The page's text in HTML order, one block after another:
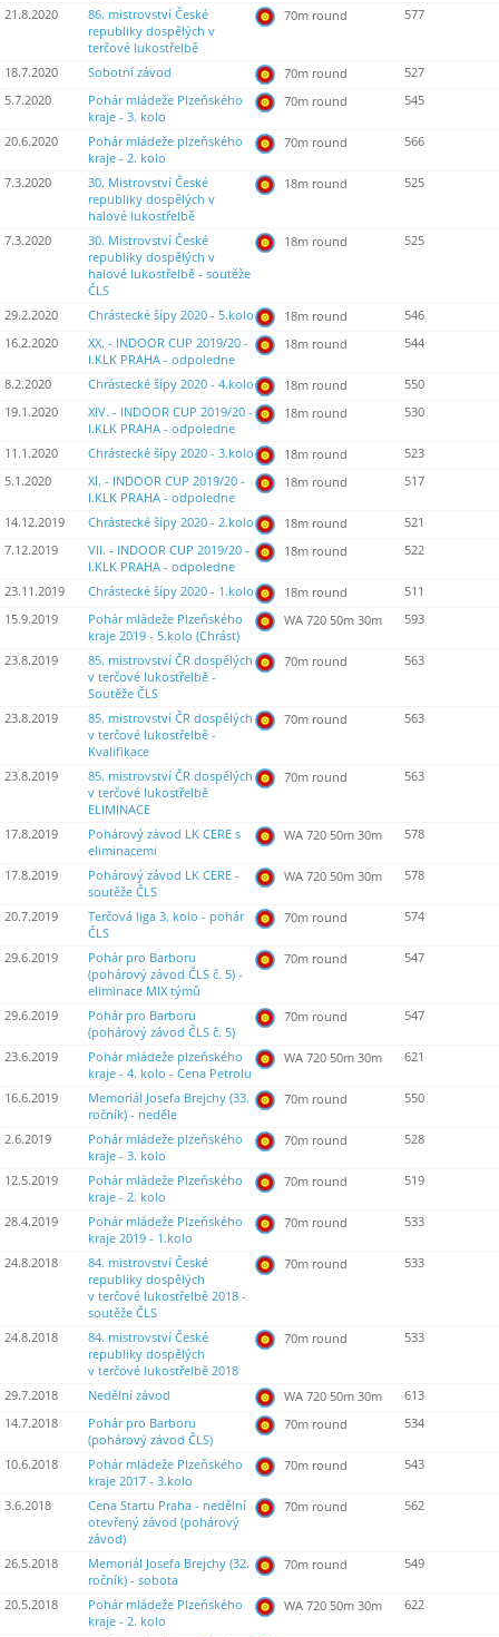
21.8.2020
86. mistrovství České
republiky dospělých v
terčové lukostřelbě
70m round 577
18.7.2020 Sobotní závod 70m round
527
5.7.2020
Pohár mládeže Plzeňského
kraje - 3. kolo
70m round 545
20.6.2020
Pohár mládeže plzeňského
kraje - 2. kolo
70m round 566
7.3.2020
30. Mistrovství České
republiky dospělých v
halové lukostřelbě
18m round 525
7.3.2020
30. Mistrovství České
republiky dospělých v
halové lukostřelbě - soutěže
ČLS
18m round 525
29.2.2020 Chrástecké šípy 2020 - 5.kolo 18m round
546
16.2.2020
XX. - INDOOR CUP 2019/20 -
I.KLK PRAHA - odpoledne
18m round 544
8.2.2020 Chrástecké šípy 2020 - 4.kolo 18m round
550
19.1.2020
XIV. - INDOOR CUP 2019/20 -
I.KLK PRAHA - odpoledne
18m round 530
11.1.2020 Chrástecké šípy 2020 - 3.kolo 18m round
523
5.1.2020
XI. - INDOOR CUP 2019/20 -
I.KLK PRAHA - odpoledne
18m round 517
14.12.2019 Chrástecké šípy 2020 - 2.kolo 18m round
521
7.12.2019
VII. - INDOOR CUP 2019/20 -
I.KLK PRAHA - odpoledne
18m round 522
23.11.2019 Chrástecké šípy 2020 - 1.kolo 18m round
511
15.9.2019
Pohár mládeže Plzeňského
kraje 2019 - 5.kolo (Chrást)
WA 720 50m 30m 593
23.8.2019
85. mistrovství ČR dospělých
v terčové lukostřelbě -
Soutěže ČLS
70m round 563
23.8.2019
85. mistrovství ČR dospělých
v terčové lukostřelbě -
Kvalifikace
70m round 563
23.8.2019
85. mistrovství ČR dospělých
v terčové lukostřelbě
ELIMINACE
70m round 563
17.8.2019
Pohárový závod LK CERE s
eliminacemi
WA 720 50m 30m 578
17.8.2019
Pohárový závod LK CERE -
soutěže ČLS
WA 720 50m 30m 578
20.7.2019
Terčová liga 3. kolo - pohár
ČLS
70m round 574
29.6.2019
Pohár pro Barboru
(pohárový závod ČLS č. 5) -
eliminace MIX týmů
70m round 547
29.6.2019
Pohár pro Barboru
(pohárový závod ČLS č. 5)
70m round 547
23.6.2019
Pohár mládeže plzeňského
kraje - 4. kolo - Cena Petrolu
WA 720 50m 30m 621
16.6.2019
Memoriál Josefa Brejchy (33.
ročník) - neděle
70m round 550
2.6.2019
Pohár mládeže plzeňského
kraje - 3. kolo
70m round 528
12.5.2019
Pohár mládeže Plzeňského
kraje - 2. kolo
70m round 519
28.4.2019
Pohár mládeže Plzeňského
kraje 2019 - 1.kolo
70m round 533
24.8.2018
84. mistrovství České
republiky dospělých
v terčové lukostřelbě 2018 -
soutěže ČLS
70m round 533
24.8.2018
84. mistrovství České
republiky dospělých
v terčové lukostřelbě 2018
70m round 533
29.7.2018 Nedělní závod WA 720 50m 30m
613
14.7.2018
Pohár pro Barboru
(pohárový závod ČLS)
70m round 534
10.6.2018
Pohár mládeže Plzeňského
kraje 2017 - 3.kolo
70m round 543
3.6.2018
Cena Startu Praha - nedělní
otevřený závod (pohárový
závod)
70m round 562
26.5.2018
Memoriál Josefa Brejchy (32.
ročník) - sobota
70m round 549
20.5.2018
Pohár mládeže Plzeňského
kraje - 2. kolo
WA 720 50m 30m 622